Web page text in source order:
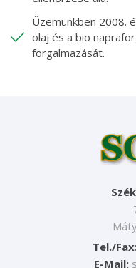
Üzemünkben 2008.
olaj és a bio
forgalmazását.
Tel./
E-Mail: